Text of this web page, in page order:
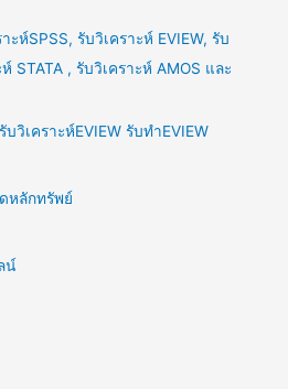
ะห์SPSS, รับวิเคราะห์ EVIEW, รับ
STATA , รับวิเคราะห์ AMOS และ
วิเคราะห์EVIEW รับทำEVIEW
หลักทรัพย์
น์